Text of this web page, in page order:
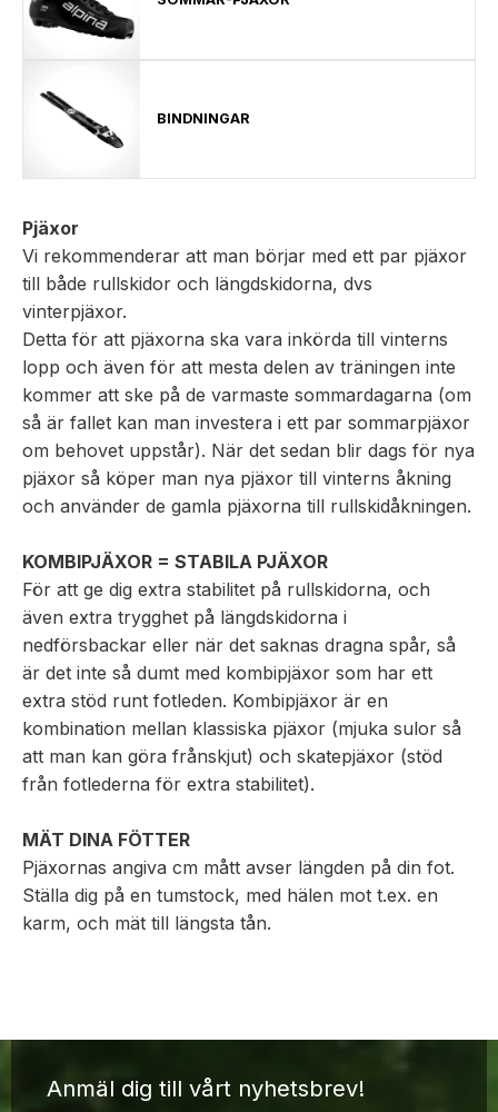
BINDNINGAR
Pjäxor
Vi rekommenderar att man börjar med ett par pjäxor
till både rullskidor och längdskidorna, dvs
vinterpjäxor.
Detta för att pjäxorna ska vara inkörda till vinterns
lopp och även för att mesta delen av träningen inte
kommer att ske på de varmaste sommardagarna (om
så är fallet kan man investera i ett par sommarpjäxor
om behovet uppstår). När det sedan blir dags för nya
pjäxor så köper man nya pjäxor till vinterns åkning
och använder de gamla pjäxorna till rullskidåkningen.
KOMBIPJÄXOR = STABILA PJÄXOR
För att ge dig extra stabilitet på rullskidorna, och
även extra trygghet på längdskidorna i
nedförsbackar eller när det saknas dragna spår, så
är det inte så dumt med kombipjäxor som har ett
extra stöd runt fotleden. Kombipjäxor är en
kombination mellan klassiska pjäxor (mjuka sulor så
att man kan göra frånskjut) och skatepjäxor (stöd
från fotlederna för extra stabilitet).
MÄT DINA FÖTTER
Pjäxornas angiva cm mått avser längden på din fot.
Ställa dig på en tumstock, med hälen mot t.ex. en
karm, och mät till längsta tån.
Anmäl dig till vårt nyhetsbrev!